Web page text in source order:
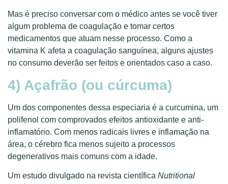
Mas é preciso conversar com o médico antes se você tiver
algum problema de coagulação e tomar certos
medicamentos que atuam nesse processo. Como a
vitamina K afeta a coagulação sanguínea, alguns ajustes
no consumo deverão ser feitos e orientados caso a caso.
4) Açafrão (ou cúrcuma)
Um dos componentes dessa especiaria é a curcumina, um
polifenol com comprovados efeitos antioxidante e anti-
inflamatório. Com menos radicais livres e inflamação na
área, o cérebro fica menos sujeito a processos
degenerativos mais comuns com a idade.
Um estudo divulgado na revista científica Nutritional